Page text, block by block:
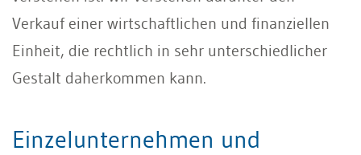
Verkauf einer wirtschaftlichen und finanziellen
Einheit, die rechtlich in sehr unterschiedlicher
Gestalt daherkommen kann.
Einzelunternehmen und